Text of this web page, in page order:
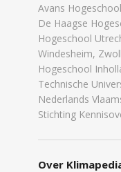
Avans
De Haagse
Hogeschool
Windesheim,
Hogeschool
Technische
Nederlands
Stichting
Over